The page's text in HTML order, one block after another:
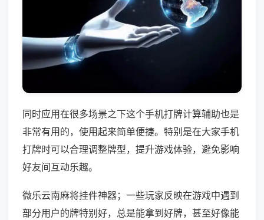
同时应用在很多场景之下这个手机打牌计算辅助也是
非常有用的，使用起来简单便捷。特别是在大家手机
打牌时可以合理调整牌型，提升游戏体验，避免影响
好友间互动乐趣。
微乐云南麻将挂件神器；一些玩家反映在游戏中遇到
部分用户的牌特别好，总是能拿到好牌，甚至好像能